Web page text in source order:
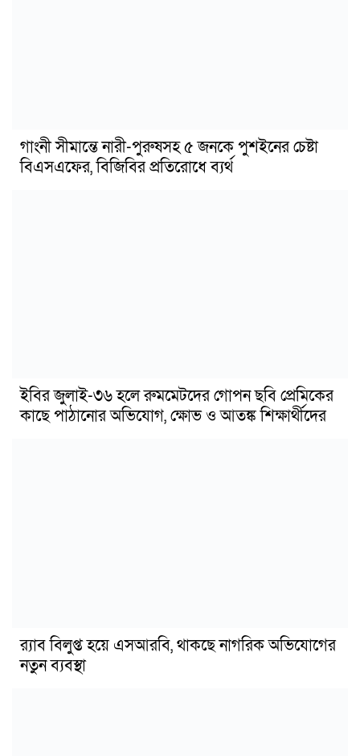
গাংনী সীমান্তে নারী-পুরুষসহ ৫ জনকে পুশইনের চেষ্টা
বিএসএফের, বিজিবির প্রতিরোধে ব্যর্থ
ইবির জুলাই-৩৬ হলে রুমমেটদের গোপন ছবি প্রেমিকের
কাছে পাঠানোর অভিযোগ, ক্ষোভ ও আতঙ্ক শিক্ষার্থীদের
র‍্যাব বিলুপ্ত হয়ে এসআরবি, থাকছে নাগরিক অভিযোগের
নতুন ব্যবস্থা